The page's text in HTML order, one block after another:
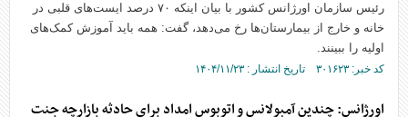
رئیس سازمان اورژانس کشور با بیان اینکه ۷۰ درصد ایست‌های قلبی در
خانه و خارج از بیمارستان‌ها رخ می‌دهد، گفت: همه باید آموزش کمک‌های
اولیه را ببینند.
کد خبر: ۳۰۱۶۲۳ تاریخ انتشار : ۱۴۰۴/۱۱/۲۳
اورژانس: چندین آمبولانس و اتوبوس امداد برای حادثه بازارچه جنت